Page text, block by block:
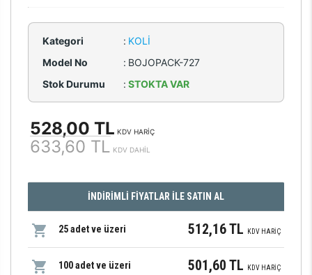
Kategori : KOLI
Model No
: BOJOPACK-727
Stok Durumu
: STOKTA VAR
528,00 TL KDV HARİÇ
633,60 TL KDV DAHİL
İNDİRİMLİ FİYATLAR İLE SATIN AL
25 adet ve üzeri 512,16 TL KDV HARİÇ
100 adet ve üzeri 501,60 TL KDV HARİÇ